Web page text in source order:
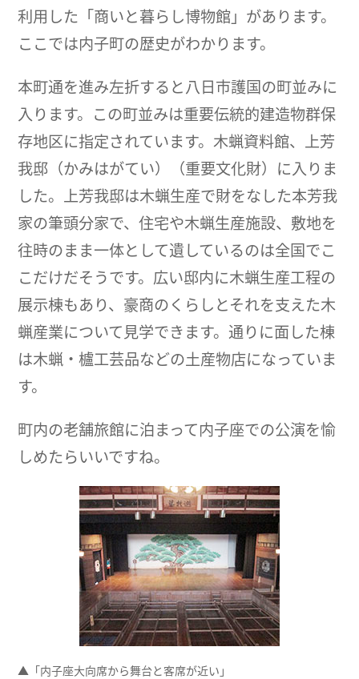
利用した「商いと暮らし博物館」があります。
ここでは内子町の歴史がわかります。
本町通を進み左折すると八日市護国の町並みに
入ります。この町並みは重要伝統的建造物群保
存地区に指定されています。木蝋資料館、上芳
我邸（かみはがてい）（重要文化財）に入りま
した。上芳我邸は木蝋生産で財をなした本芳我
家の筆頭分家で、住宅や木蝋生産施設、敷地を
往時のまま一体として遺しているのは全国でこ
こだけだそうです。広い邸内に木蝋生産工程の
展示棟もあり、豪商のくらしとそれを支えた木
蝋産業について見学できます。通りに面した棟
は木蝋・櫨工芸品などの土産物店になっていま
す。
町内の老舗旅館に泊まって内子座での公演を愉
しめたらいいですね。
▲「内子座大向席から舞台と客席が近い」